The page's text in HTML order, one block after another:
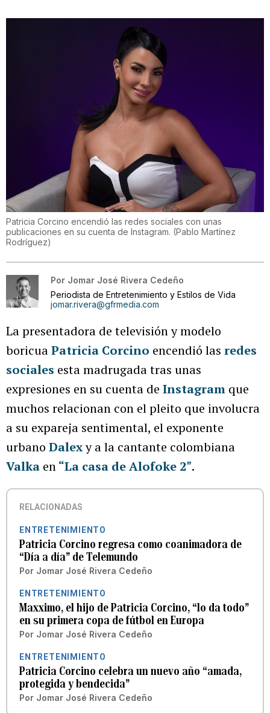
Patricia Corcino encendió las redes sociales con unas
publicaciones en su cuenta de Instagram. (Pablo Martínez
Rodríguez)
Por Jomar José Rivera Cedeño
Periodista de Entretenimiento y Estilos de Vida
jomar.rivera@gfrmedia.com
La presentadora de televisión y modelo
boricuaPatricia Corcino encendió las redes
sociales esta madrugada tras unas
expresiones en su cuenta de Instagram que
muchos relacionan con el pleito que involucra
a su expareja sentimental, el exponente
urbano Dalexy a la cantante colombiana
Valka en“La casa de Alofoke 2″.
RELACIONADAS
ENTRETENIMIENTO
Patricia Corcino regresa como coanimadora de
“Día a día” de Telemundo
Por Jomar José Rivera Cedeño
ENTRETENIMIENTO
Maxximo, el hijo de Patricia Corcino, “lo da todo”
en su primera copa de fútbol en Europa
Por Jomar José Rivera Cedeño
ENTRETENIMIENTO
Patricia Corcino celebra un nuevo año “amada,
protegida y bendecida”
Por Jomar José Rivera Cedeño